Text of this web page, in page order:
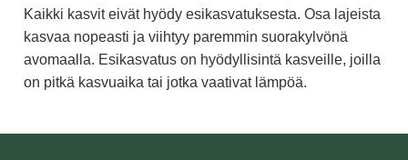
Kaikki kasvit eivät hyödy esikasvatuksesta. Osa lajeista
kasvaa nopeasti ja viihtyy paremmin suorakylvönä
avomaalla. Esikasvatus on hyödyllisintä kasveille, joilla
on pitkä kasvuaika tai jotka vaativat lämpöä.